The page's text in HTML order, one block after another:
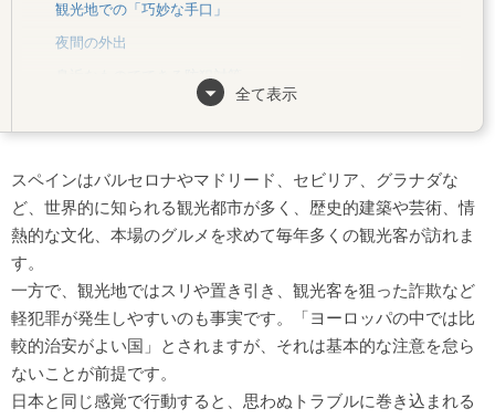
観光地での「巧妙な手口」
夜間の外出
身近なものでできる防犯対策
レストランでのマナー
チップ事情
水事情
挨拶・コミュニケーション
トイレ事情
事前準備と心得
貴重品管理
全て表示
スペインはバルセロナやマドリード、セビリア、グラナダな
ど、世界的に知られる観光都市が多く、歴史的建築や芸術、情
熱的な文化、本場のグルメを求めて毎年多くの観光客が訪れま
す。
一方で、観光地ではスリや置き引き、観光客を狙った詐欺など
軽犯罪が発生しやすいのも事実です。「ヨーロッパの中では比
較的治安がよい国」とされますが、それは基本的な注意を怠ら
ないことが前提です。
日本と同じ感覚で行動すると、思わぬトラブルに巻き込まれる